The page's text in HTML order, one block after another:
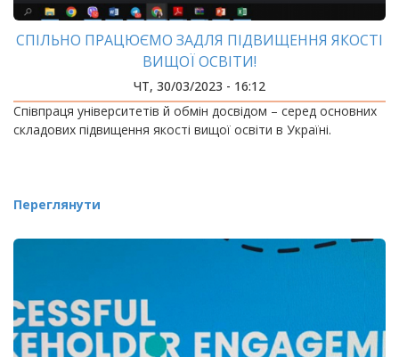
СПІЛЬНО ПРАЦЮЄМО ЗАДЛЯ ПІДВИЩЕННЯ ЯКОСТІ
ВИЩОЇ ОСВІТИ!
ЧТ, 30/03/2023 - 16:12
Співпраця університетів й обмін досвідом – серед основних
складових підвищення якості вищої освіти в Україні.
Переглянути